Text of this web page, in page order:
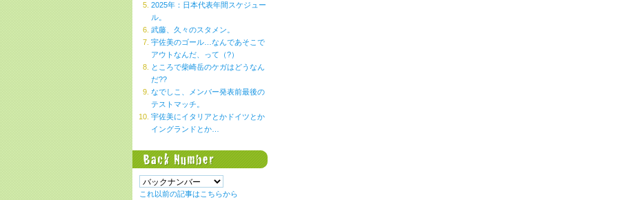
2025年：日本代表年間スケジュー
ル。
武藤、久々のスタメン。
宇佐美のゴール…なんであそこで
アウトなんだ、って（?）
ところで柴崎岳のケガはどうなん
だ??
なでしこ、メンバー発表前最後の
テストマッチ。
宇佐美にイタリアとかドイツとか
イングランドとか…
これ以前の記事はこちらから